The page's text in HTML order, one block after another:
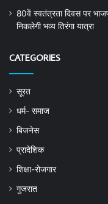
80वें स्वतंत्रता दिवस पर
निकलेगी भव्य तिरंगा यात्रा
CATEGORIES
सूरत
धर्म- समाज
बिजनेस
प्रादेशिक
शिक्षा-रोजगार
गुजरात